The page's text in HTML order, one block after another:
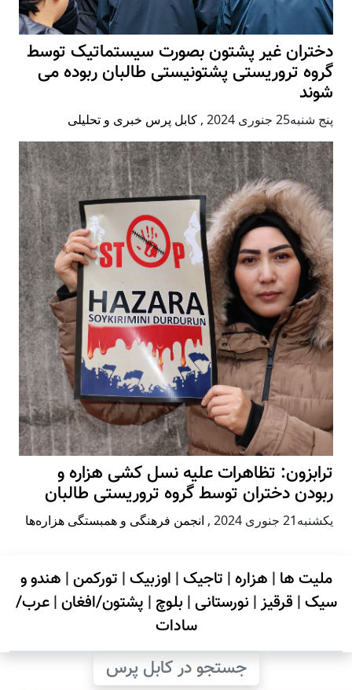
دختران غیر پشتون بصورت سیستماتیک توسط
گروه تروریستی پشتونیستی طالبان ربوده می
شوند
پنج شنبه25 جنوری 2024 , کابل پرس خبری و تحلیلی
ترابزون: تظاهرات علیه نسل کشی هزاره و
ربودن دختران توسط گروه تروریستی طالبان
يكشنبه21 جنوری 2024 , انجمن فرهنگی و همبستگی هزاره‌ها
ملیت ها | هزاره| تاجیک| اوزبیک| تورکمن| هندو و
سیک| قرقیز| نورستانی| بلوچ | پشتون/افغان|عرب/
سادات
جستجو در کابل پرس